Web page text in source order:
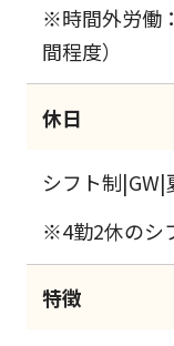
※時間外労働
間程度）
休日
シフト制
※4勤2休のシ
特徴